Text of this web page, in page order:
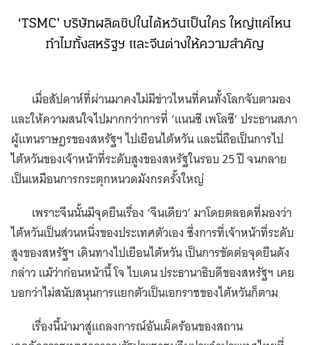
‘TSMC’ บริษัทผลิตชิปในไต้หวันเป็นใคร ใหญ่แค่ไหน
ทำไมทั้งสหรัฐฯ และจีนต่างให้ความสำคัญ
เมื่อสัปดาห์ที่ผ่านมาคงไม่มีข่าวไหนที่คนทั้งโลกจับตามอง
และให้ความสนใจไปมากกว่าการที่ ‘แนนซี เพโลซี’ ประธานสภา
ผู้แทนราษฎรของสหรัฐฯ ไปเยือนไต้หวัน และนี่ถือเป็นการไป
ไต้หวันของเจ้าหน้าที่ระดับสูงของสหรัฐในรอบ 25 ปี จนกลาย
เป็นเหมือนการกระตุกหนวดมังกรครั้งใหญ่
เพราะจีนนั้นมีจุดยืนเรื่อง ‘จีนเดียว’ มาโดยตลอดที่มองว่า
ไต้หวันเป็นส่วนหนึ่งของประเทศตัวเอง ซึ่งการที่เจ้าหน้าที่ระดับ
สูงของสหรัฐฯ เดินทางไปเยือนไต้หวัน เป็นการขัดต่อจุดยืนดัง
กล่าว แม้ว่าก่อนหน้านี้ โจ ไบเดน ประธานาธิบดีของสหรัฐฯ เคย
บอกว่าไม่สนับสนุนการแยกตัวเป็นเอกราชของไต้หวันก็ตาม
เรื่องนี้นำมาสู่แถลงการณ์อันเผ็ดร้อนของสถาน